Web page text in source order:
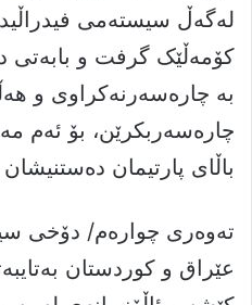
لەگەڵ سیستەمى
کۆمەڵێک گرفت و بابەتى
بە چارەسەرنەکراوى و
چارەسەربکرێن، بۆ ئەم
باڵاى پارتیمان
تەوەری چوارەم/ دۆخى
عێراق و کوردستان